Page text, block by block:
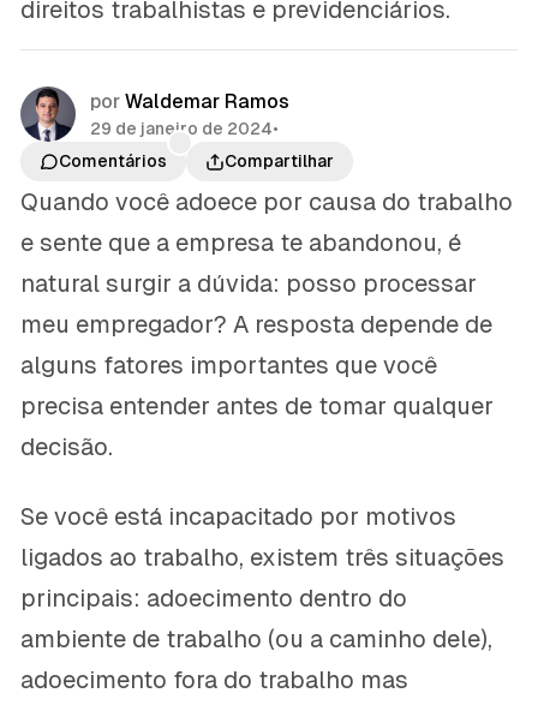
direitos trabalhistas e previdenciários.
por Waldemar Ramos
29 de janeiro de 2024•
Comentários
Compartilhar
Quando você adoece por causa do trabalho
e sente que a empresa te abandonou, é
natural surgir a dúvida: posso processar
meu empregador? A resposta depende de
alguns fatores importantes que você
precisa entender antes de tomar qualquer
decisão.
Se você está incapacitado por motivos
ligados ao trabalho, existem três situações
principais: adoecimento dentro do
ambiente de trabalho (ou a caminho dele),
adoecimento fora do trabalho mas